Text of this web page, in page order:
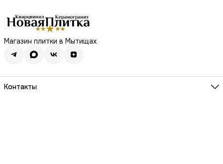
Магазин плитки в Мытищах
Контакты